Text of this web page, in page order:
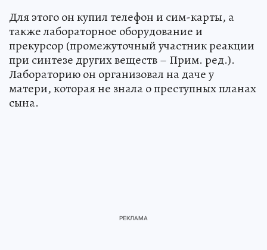
Для этого он купил телефон и сим-карты, а
также лабораторное оборудование и
прекурсор (промежуточный участник реакции
при синтезе других веществ – Прим. ред.).
Лабораторию он организовал на даче у
матери, которая не знала о преступных планах
сына.